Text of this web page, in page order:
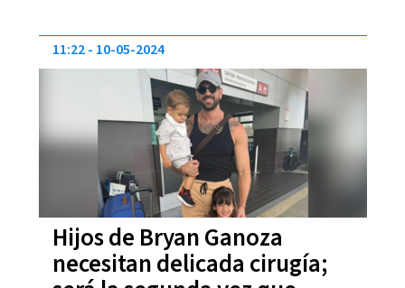
Hijos de Bryan Ganoza
necesitan delicada cirugía;
11:22 10-05-2024